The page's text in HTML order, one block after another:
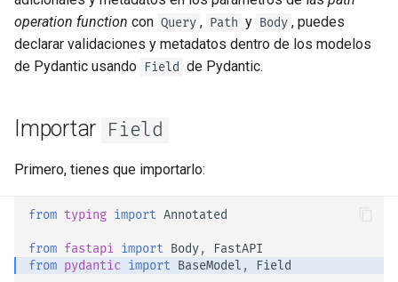
pt - português
ru - русский язык
tr - Türkçe
zh-hant - 繁體中文
HTML, Stream, Archivo, otros
Responses Adicionales en
OpenAPI
Cookies de Response
de Estado
Dependencias Avanzadas
Despliega FastAPI en
Proveedores de Nube
con Workers
Docker
Extender OpenAPI
Separación de Esquemas
Salida o No
Personalizados para la Docs
Configura Swagger UI
and Security()
APIRouter class
BackgroundTasks
Request class
HTTPConnection class
FastAPI and friends
newsletter
operation function con Query , Path y Body , puedes
declarar validaciones y metadatos dentro de los modelos
de Pydantic usando Field de Pydantic.
Importar Field
Primero, tienes que importarlo:
from typing import Annotated
from fastapi import Body,
FastAPI
from pydantic import BaseModel , Field